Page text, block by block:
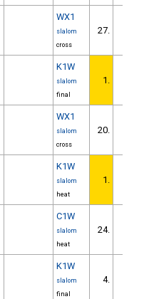
WX1
slalom
cross
27.
K1W
slalom
final
1.
WX1
slalom
cross
20.
K1W
slalom
heat
1.
C1W
slalom
heat
24.
K1W
slalom
final
4.